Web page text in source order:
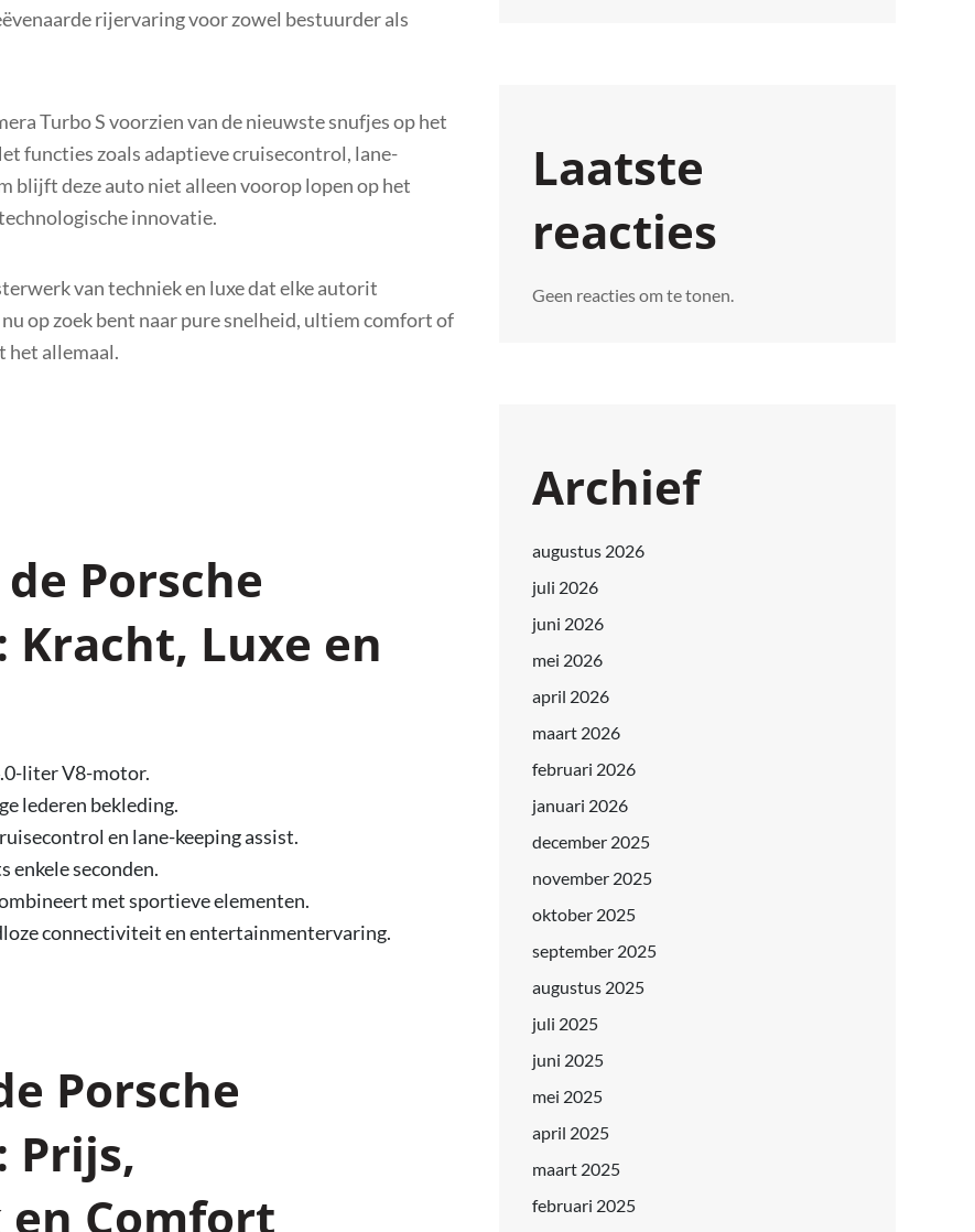
rijervaring voor zowel bestuurder als
Turbo S voorzien van de nieuwste snufjes op het
functies zoals adaptieve cruisecontrol, lane-
blijft deze auto niet alleen voorop lopen op het
innovatie.
van techniek en luxe dat elke autorit
op zoek bent naar pure snelheid, ultiem comfort of
het allemaal.
Porsche
Kracht, Luxe en
liter V8-motor.
lederen bekleding.
en lane-keeping assist.
enkele seconden.
met sportieve elementen.
connectiviteit en entertainmentervaring.
Porsche
Prijs,
Comfort
Laatste
reacties
Geen reacties om te tonen.
Archief
augustus 2026
juli 2026
juni 2026
mei 2026
april 2026
maart 2026
februari 2026
januari 2026
december 2025
november 2025
oktober 2025
september 2025
augustus 2025
juli 2025
juni 2025
mei 2025
april 2025
maart 2025
februari 2025